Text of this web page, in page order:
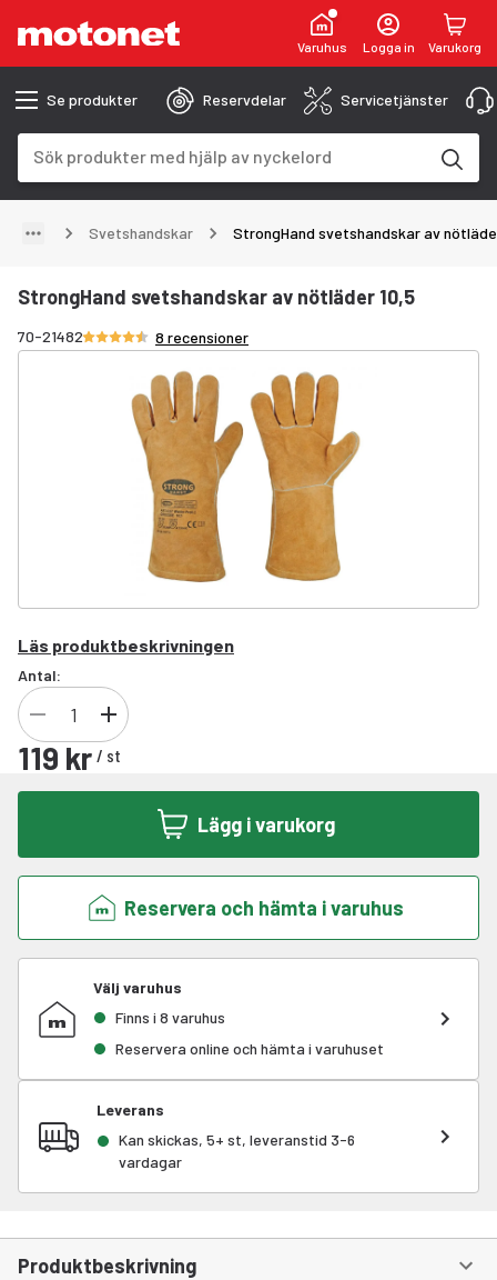
Varuhus Logga in Varukorg
Se produkter Reservdelar Servicetjänster
Svetshandskar StrongHand svetshandskar av
StrongHand svetshandskar av nötläder 10,5
70-21482Betyg 4.4/5 stjärnor
8 recensioner
Läs produktbeskrivningen
Antal:
119 kr / st
Lägg i varukorg
Reservera och hämta i varuhus
Välj varuhus
Finns i 8 varuhus
Reservera online och hämta i varuhuset
Leverans
Kan skickas, 5+ st, leveranstid 3-6
vardagar
Produktbeskrivning